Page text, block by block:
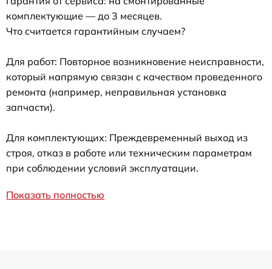
комплектующие — до 3 месяцев.
Что считается гарантийным случаем?
Для работ: Повторное возникновение неисправности,
который напрямую связан с качеством проведенного
ремонта (например, неправильная установка
запчасти).
Для комплектующих: Преждевременный выход из
строя, отказ в работе или техническим параметрам
при соблюдении условий эксплуатации.
Показать полностью